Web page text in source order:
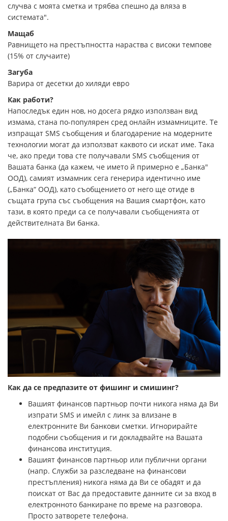
случва с моята сметка и трябва спешно да вляза в
системата".
Мащаб
Равнището на престъпността нараства с високи темпове
(15% от случаите)
Загуба
Варира от десетки до хиляди евро
Как работи?
Напоследък един нов, но досега рядко използван вид
измама, стана по-популярен сред онлайн измамниците. Те
изпращат SMS съобщения и благодарение на модерните
технологии могат да използват каквото си искат име. Така
че, ако преди това сте получавали SMS съобщения от
Вашата банка (да кажем, че името й примерно е „Банка"
ООД), самият измамник сега генерира идентично име
(„Банка“ ООД), като съобщението от него ще отиде в
същата група със съобщения на Вашия смартфон, като
тази, в която преди са се получавали съобщенията от
действителната Ви банка.
Как да се предпазите от фишинг и смишинг?
Вашият финансов партньор почти никога няма да Ви
изпрати SMS и имейл с линк за влизане в
електронните Ви банкови сметки. Игнорирайте
подобни съобщения и ги докладвайте на Вашата
финансова институция.
Вашият финансов партньор или публични органи
(напр. Служби за разследване на финансови
престъпления) никога няма да Ви се обадят и да
поискат от Вас да предоставите данните си за вход в
електронното банкиране по време на разговора.
Просто затворете телефона.